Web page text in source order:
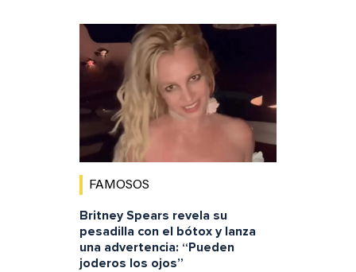
FAMOSOS
Britney Spears revela su
pesadilla con el bótox y lanza
una advertencia: “Pueden
joderos los ojos”